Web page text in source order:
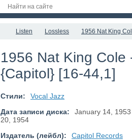
Listen Lossless 1956 Nat King
1956 Nat King Cole
{Capitol} [16-44,1]
Стили:
Vocal Jazz
Дата записи диска:
January 14,
20, 1954
Издатель (лейбл):
Capitol Records